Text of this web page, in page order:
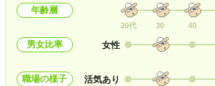
年齢層
20代 30 40
男女比率 女性
職場の様子 活気あり